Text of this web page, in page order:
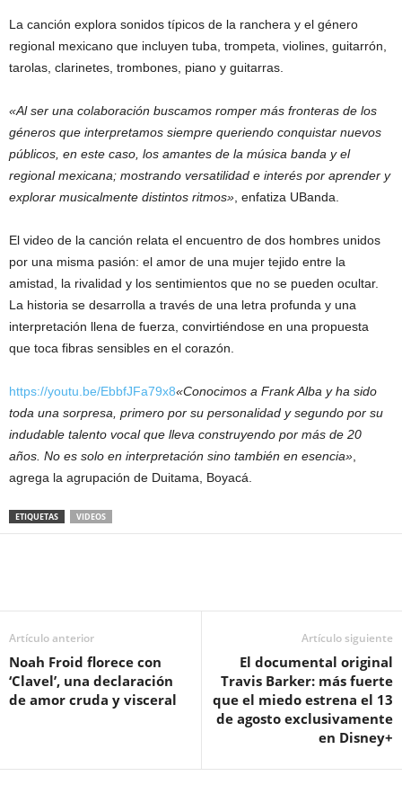
La canción explora sonidos típicos de la ranchera y el género
regional mexicano que incluyen tuba, trompeta, violines, guitarrón,
tarolas, clarinetes, trombones, piano y guitarras.
«Al ser una colaboración buscamos romper más fronteras de los
géneros que interpretamos siempre queriendo conquistar nuevos
públicos, en este caso, los amantes de la música banda y el
regional mexicana; mostrando versatilidad e interés por aprender y
explorar musicalmente distintos ritmos», enfatiza UBanda.
El video de la canción relata el encuentro de dos hombres unidos
por una misma pasión: el amor de una mujer tejido entre la
amistad, la rivalidad y los sentimientos que no se pueden ocultar.
La historia se desarrolla a través de una letra profunda y una
interpretación llena de fuerza, convirtiéndose en una propuesta
que toca fibras sensibles en el corazón.
https://youtu.be/EbbfJFa79x8«Conocimos a Frank Alba y ha sido
toda una sorpresa, primero por su personalidad y segundo por su
indudable talento vocal que lleva construyendo por más de 20
años. No es solo en interpretación sino también en esencia»,
agrega la agrupación de Duitama, Boyacá.
ETIQUETAS VIDEOS
Artículo anterior
Noah Froid florece con
‘Clavel’, una declaración
de amor cruda y visceral
Artículo siguiente
El documental original
Travis Barker: más fuerte
que el miedo estrena el 13
de agosto exclusivamente
en Disney+